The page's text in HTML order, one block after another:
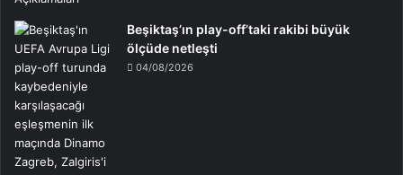
Beşiktaş’ın play-off’taki rakibi büyük
ölçüde netleşti
04/08/2026